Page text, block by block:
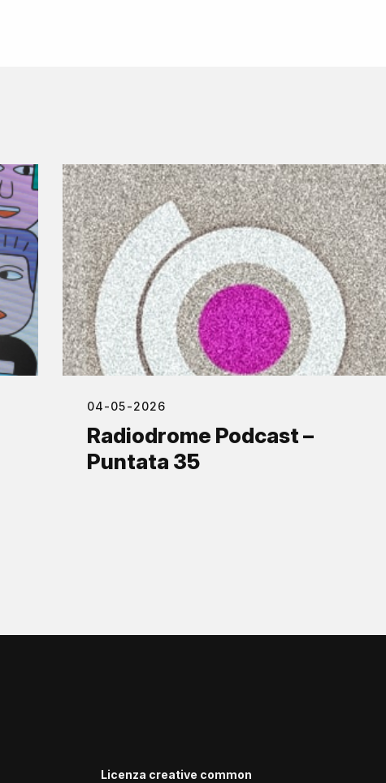
04-05-2026
Radiodrome Podcast –
Puntata 35
Licenza creative common